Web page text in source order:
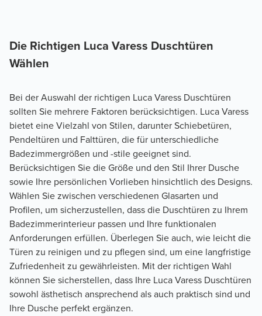
Die Richtigen Luca Varess Duschtüren
Wählen
Bei der Auswahl der richtigen Luca Varess Duschtüren
sollten Sie mehrere Faktoren berücksichtigen. Luca Varess
bietet eine Vielzahl von Stilen, darunter Schiebetüren,
Pendeltüren und Falttüren, die für unterschiedliche
Badezimmergrößen und -stile geeignet sind.
Berücksichtigen Sie die Größe und den Stil Ihrer Dusche
sowie Ihre persönlichen Vorlieben hinsichtlich des Designs.
Wählen Sie zwischen verschiedenen Glasarten und
Profilen, um sicherzustellen, dass die Duschtüren zu Ihrem
Badezimmerinterieur passen und Ihre funktionalen
Anforderungen erfüllen. Überlegen Sie auch, wie leicht die
Türen zu reinigen und zu pflegen sind, um eine langfristige
Zufriedenheit zu gewährleisten. Mit der richtigen Wahl
können Sie sicherstellen, dass Ihre Luca Varess Duschtüren
sowohl ästhetisch ansprechend als auch praktisch sind und
Ihre Dusche perfekt ergänzen.